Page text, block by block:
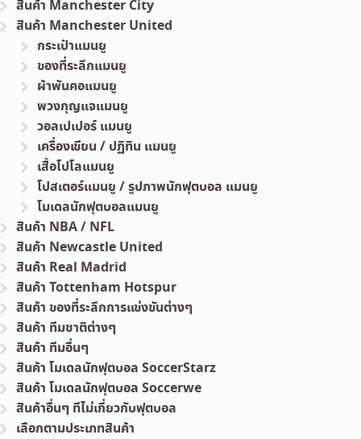
สินค้า Manchester City
สินค้า Manchester United
กระเป๋าแมนยู
ของที่ระลึกแมนยู
ผ้าพันคอแมนยู
พวงกุญแจแมนยู
วอลเปเปอร์ แมนยู
เครื่องเขียน / ปฏิทิน แมนยู
เสื้อโปโลแมนยู
โปสเตอร์แมนยู / รูปภาพนักฟุตบอล แมนยู
โมเดลนักฟุตบอลแมนยู
สินค้า NBA / NFL
สินค้า Newcastle United
สินค้า Real Madrid
สินค้า Tottenham Hotspur
สินค้า ของที่ระลึกการแข่งขันต่างๆ
สินค้า ทีมชาติต่างๆ
สินค้า ทีมอื่นๆ
สินค้า โมเดลนักฟุตบอล SoccerStarz
สินค้า โมเดลนักฟุตบอล Soccerwe
สินค้าอื่นๆ ทีไม่เกี่ยวกับฟุตบอล
เลือกตามประเภทสินค้า